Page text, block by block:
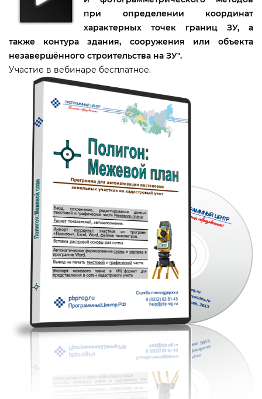
при определении координат
характерных точек границ ЗУ, а
также контура здания, сооружения или объекта
незавершённого строительства на ЗУ".
Участие в вебинаре бесплатное.